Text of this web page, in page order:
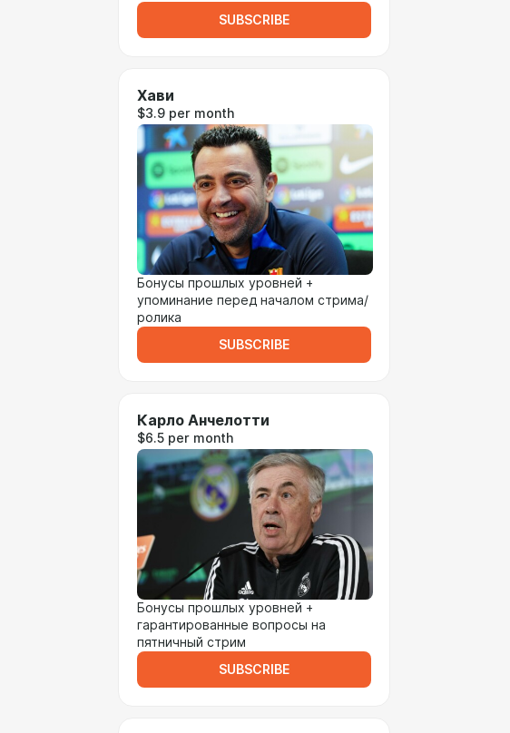
SUBSCRIBE
Хави
$3.9 per month
Бонусы прошлых уровней +
упоминание перед началом стрима/
ролика
SUBSCRIBE
Карло Анчелотти
$6.5 per month
Бонусы прошлых уровней +
гарантированные вопросы на
пятничный стрим
SUBSCRIBE